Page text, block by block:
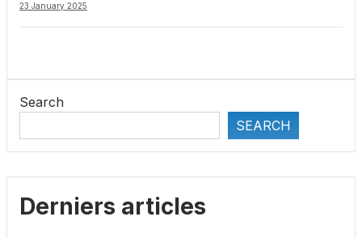
23 January 2025
Search
SEARCH
Derniers articles